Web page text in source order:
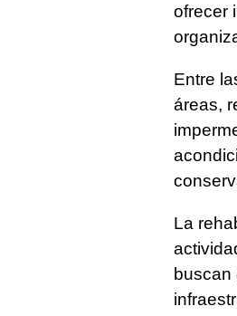
ofrecer
Entre
áreas,
La
buscan